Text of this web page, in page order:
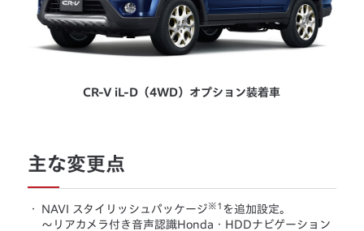
CR-V iL-D（4WD）オプション装着車
主な変更点
・ NAVI スタイリッシュパッケージ ※1 を追加設定。
～リアカメラ付き音声認識Honda・HDDナビゲーション